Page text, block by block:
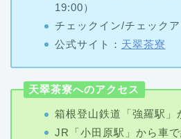
19:00）
チェックイン/チェック
公式サイト： 天翠茶寮
天翠茶寮へのアクセス
箱根登山鉄道「強羅駅」
JR「小田原駅」から車